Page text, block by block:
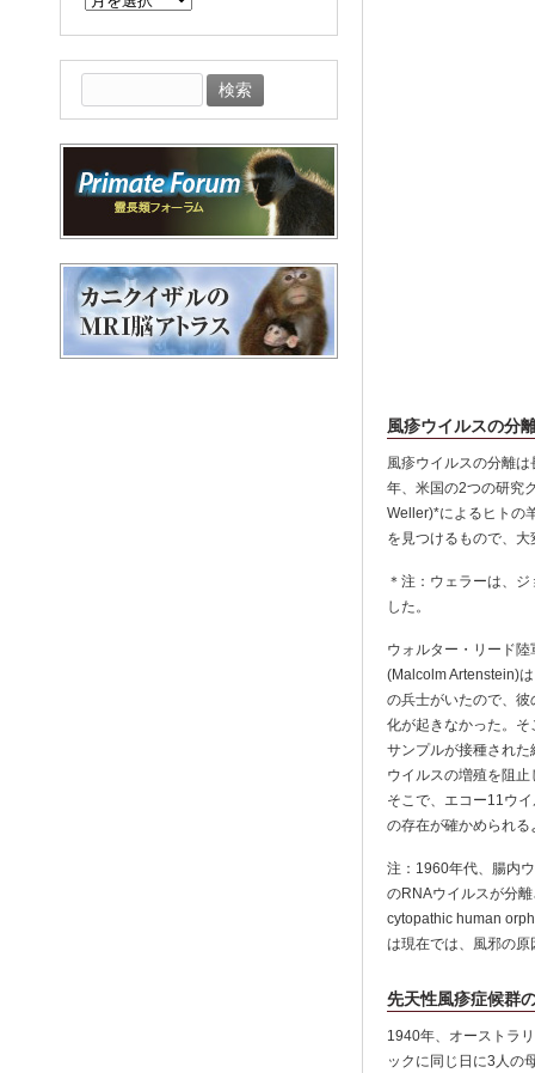
風疹ウイルスの分
風疹ウイルスの分離
年、米国の2つの研究
Weller)*によるヒトの
を見つけるもので、
＊注：ウェラーは、
した。
ウォルター・リード
(Malcolm Artenstein)
の兵士がいたので、
化が起きなかった。
サンプルが接種され
ウイルスの増殖を阻
そこで、エコー11ウ
の存在が確かめられ
注：1960年代、腸内
のRNAウイルスが分
cytopathic human
は現在では、風邪の
先天性風疹症候群
1940年、オーストラ
ックに同じ日に3人の
イ
ブ
索: